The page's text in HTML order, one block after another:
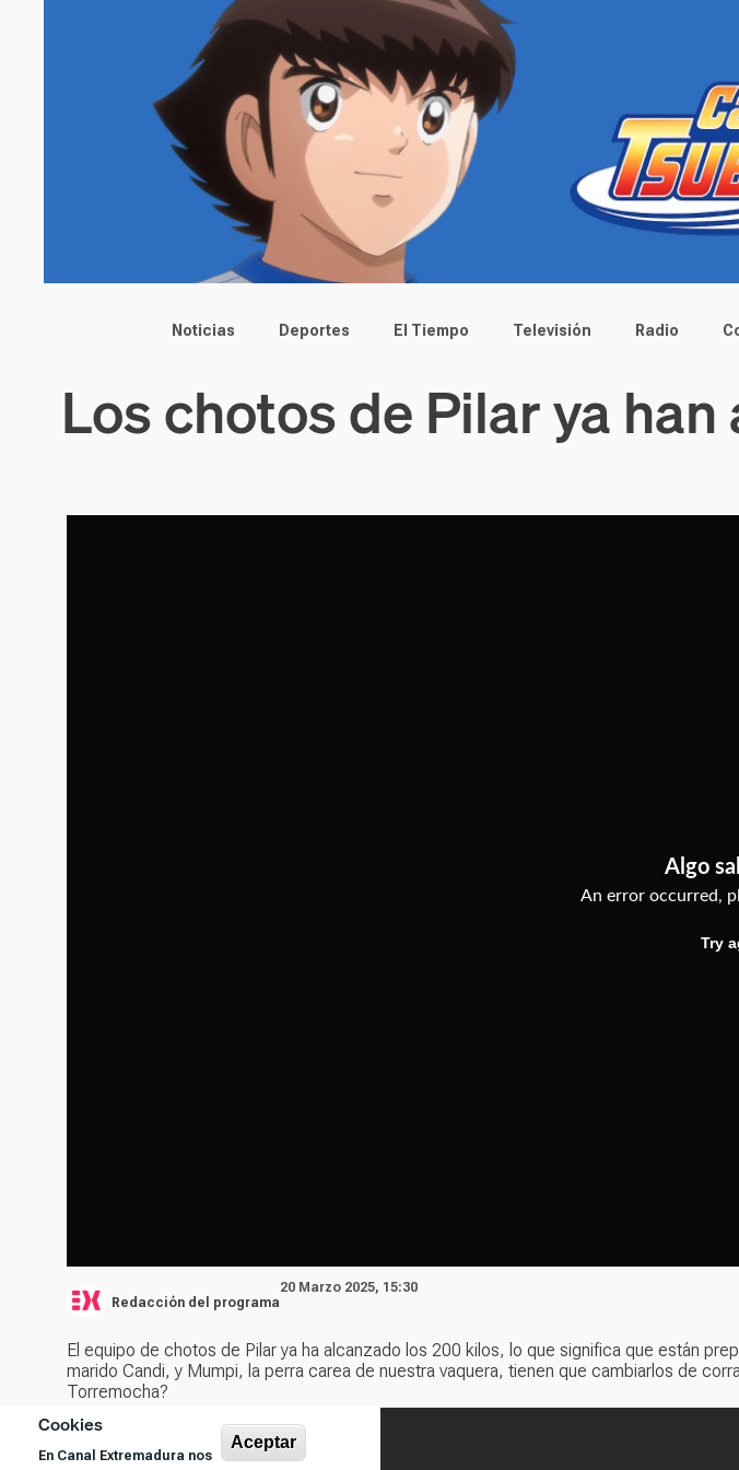
Cookies
En Canal Extremadura nos
Aceptar
Main menu
Noticias Deportes El Tiempo Televisión Radio
Los chotos de Pilar ya
Redacción del programa
20 Marzo 2025, 15:30
El equipo de chotos de Pilar ya ha alcanzado los 200 kilos, lo que significa que están
marido Candi, y Mumpi, la perra carea de nuestra vaquera, tienen que cambiarlos de
Torremocha?